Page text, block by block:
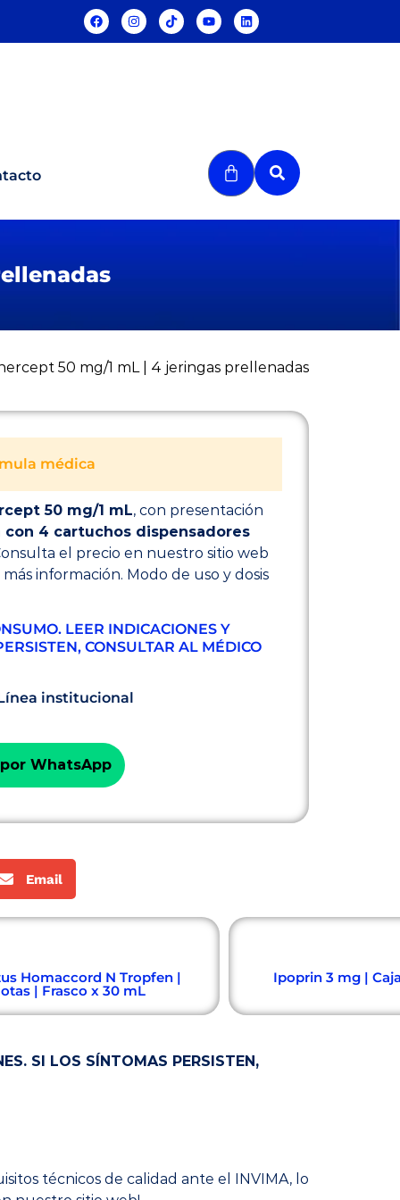
50 mg/1 mL | 4 jeringas prellenadas
médica
50 mg/1 mL, con presentación
con 4 cartuchos dispensadores
el precio en nuestro sitio web
información. Modo de uso y dosis
LEER INDICACIONES Y
CONSULTAR AL MÉDICO
institucional
WhatsApp
Email
Homaccord N Tropfen |
| Frasco x 30 mL
Ipoprin 3 mg |
SI LOS SÍNTOMAS PERSISTEN,
técnicos de calidad ante el INVIMA, lo